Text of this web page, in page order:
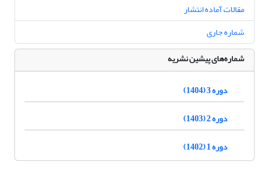
مقالات آماده انتشار
شماره جاری
شماره‌های پیشین نشریه
دوره 3 (1404)
دوره 2 (1403)
دوره 1 (1402)